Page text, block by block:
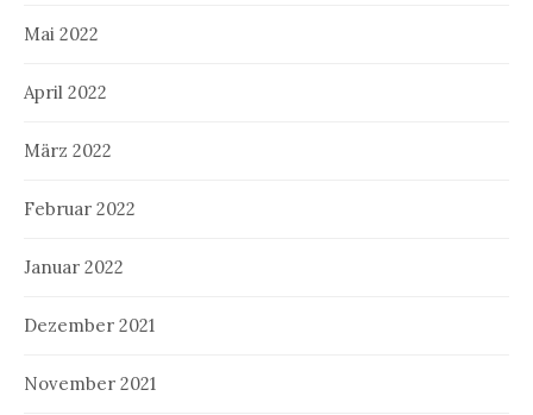
Mai 2022
April 2022
März 2022
Februar 2022
Januar 2022
Dezember 2021
November 2021